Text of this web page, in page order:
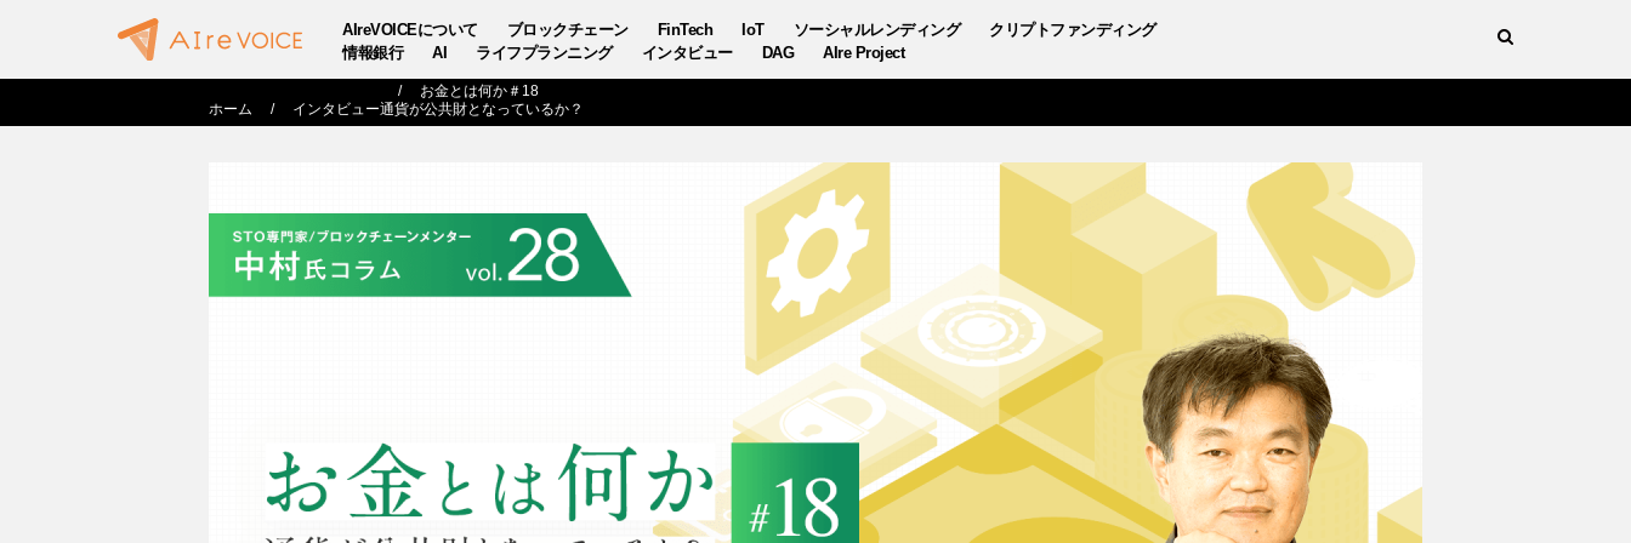
AIreVOICEについて ブロックチェーン FinTech IoT ソーシャルレンディング
クリプトファンディング
情報銀行
AI ライフプランニング インタビュー DAG AIre Project
ホーム インタビュー
お金とは何か＃18
通貨が公共財となっているか？